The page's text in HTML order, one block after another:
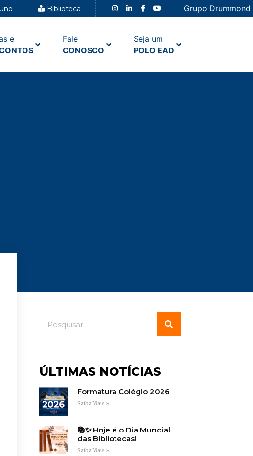
Biblioteca Grupo Drummond
e
Fale
CONOSCO
Seja um
POLO EAD
ÚLTIMAS NOTÍCIAS
Formatura Colégio 2026
Saiba Mais »
📚✨ Hoje é o Dia Mundial
das Bibliotecas!
Saiba Mais »